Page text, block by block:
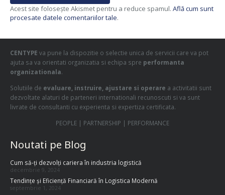
Acest site folosește Akismet pentru a reduce spamul. Află cum sunt
procesate datele comentariilor tale.
CENTYPE va pune la dispozitie o selectie unica de servicii care va pot
ajuta sa va orientati organizatia si echipa spre performanta
organizationala.
Solutiile de evaluare, instruire, ajustare si operare a activitatii sunt
dezvoltate alaturi de parteneri internationali recunoscuti si va sunt
livrate de consultanti cu experienta si expertiza certificata.
PEOPLE | PARTNERSHIP | PERFORMANCE
Noutati pe Blog
Cum să-ți dezvolți cariera în industria logistică
decembrie 9, 2024
Tendințe și Eficiență Financiară în Logistica Modernă
septembrie 1, 2024